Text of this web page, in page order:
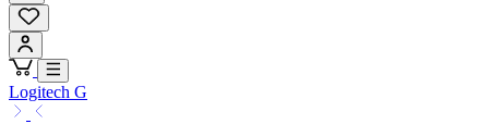
Logitech G